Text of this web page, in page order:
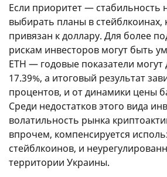
Если приоритет — стабильность
выбирать планы в стейблкоинах,
привязан к доллару. Для более
рискам инвесторов могут быть
ETH — годовые показатели могут
17.39%, а итоговый результат
процентов, и от динамики цены
Среди недостатков этого вида
волатильность рынка
впрочем, компенсируется
стейблкоинов, и
территории Украины.